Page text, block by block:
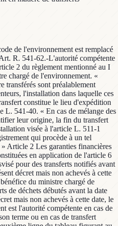
de l'environnement est remplacé
R. 541-62.-L'autorité compétente
2 du règlement mentionné au I
chargé de l'environnement. «
transférés sont préalablement
l'installation dans laquelle ces
constitue le lieu d'expédition
L. 541-40. « En cas de mélange des
leur origine, la fin du transfert
visée à l'article L. 511-1
qui procède à un tel
Article 2 Les garanties financières
en application de l'article 6
pour des transferts notifiés avant
décret mais non achevés à cette
du ministre chargé de
de déchets débutés avant la date
mais non achevés à cette date, le
est l'autorité compétente en cas de
terme ou en cas de transfert